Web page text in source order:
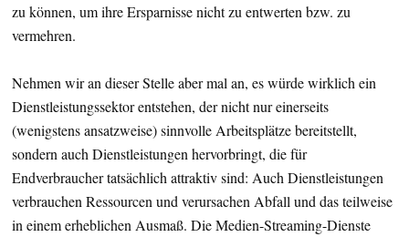
zu können, um ihre Ersparnisse nicht zu entwerten bzw. zu
vermehren.
Nehmen wir an dieser Stelle aber mal an, es würde wirklich ein
Dienstleistungssektor entstehen, der nicht nur einerseits
(wenigstens ansatzweise) sinnvolle Arbeitsplätze bereitstellt,
sondern auch Dienstleistungen hervorbringt, die für
Endverbraucher tatsächlich attraktiv sind: Auch Dienstleistungen
verbrauchen Ressourcen und verursachen Abfall und das teilweise
in einem erheblichen Ausmaß. Die Medien-Streaming-Dienste